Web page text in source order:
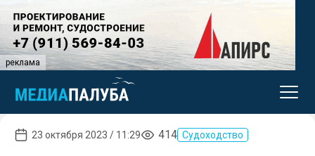
реклама
23 октября 2023 / 11:29 414 Судоходство